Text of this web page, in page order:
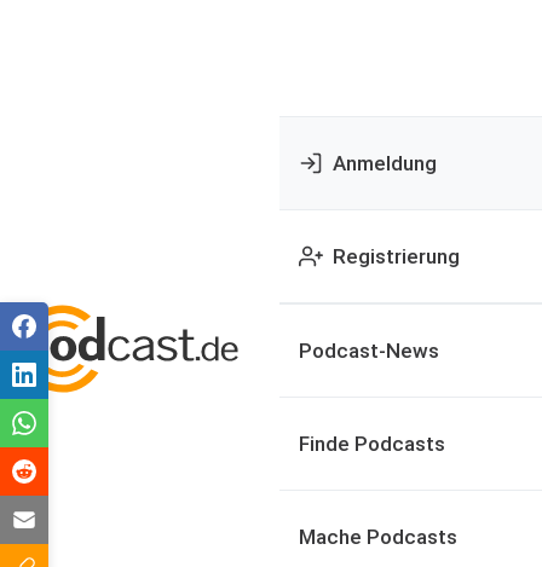
Anmeldung
Registrierung
Podcast-News
Finde Podcasts
Mache Podcasts